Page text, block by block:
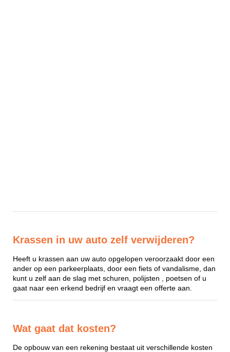
Krassen in uw auto zelf verwijderen?
Heeft u krassen aan uw auto opgelopen veroorzaakt door een
ander op een parkeerplaats, door een fiets of vandalisme, dan
kunt u zelf aan de slag met schuren, polijsten , poetsen of u
gaat naar een erkend bedrijf en vraagt een offerte aan.
Wat gaat dat kosten?
De opbouw van een rekening bestaat uit verschillende kosten